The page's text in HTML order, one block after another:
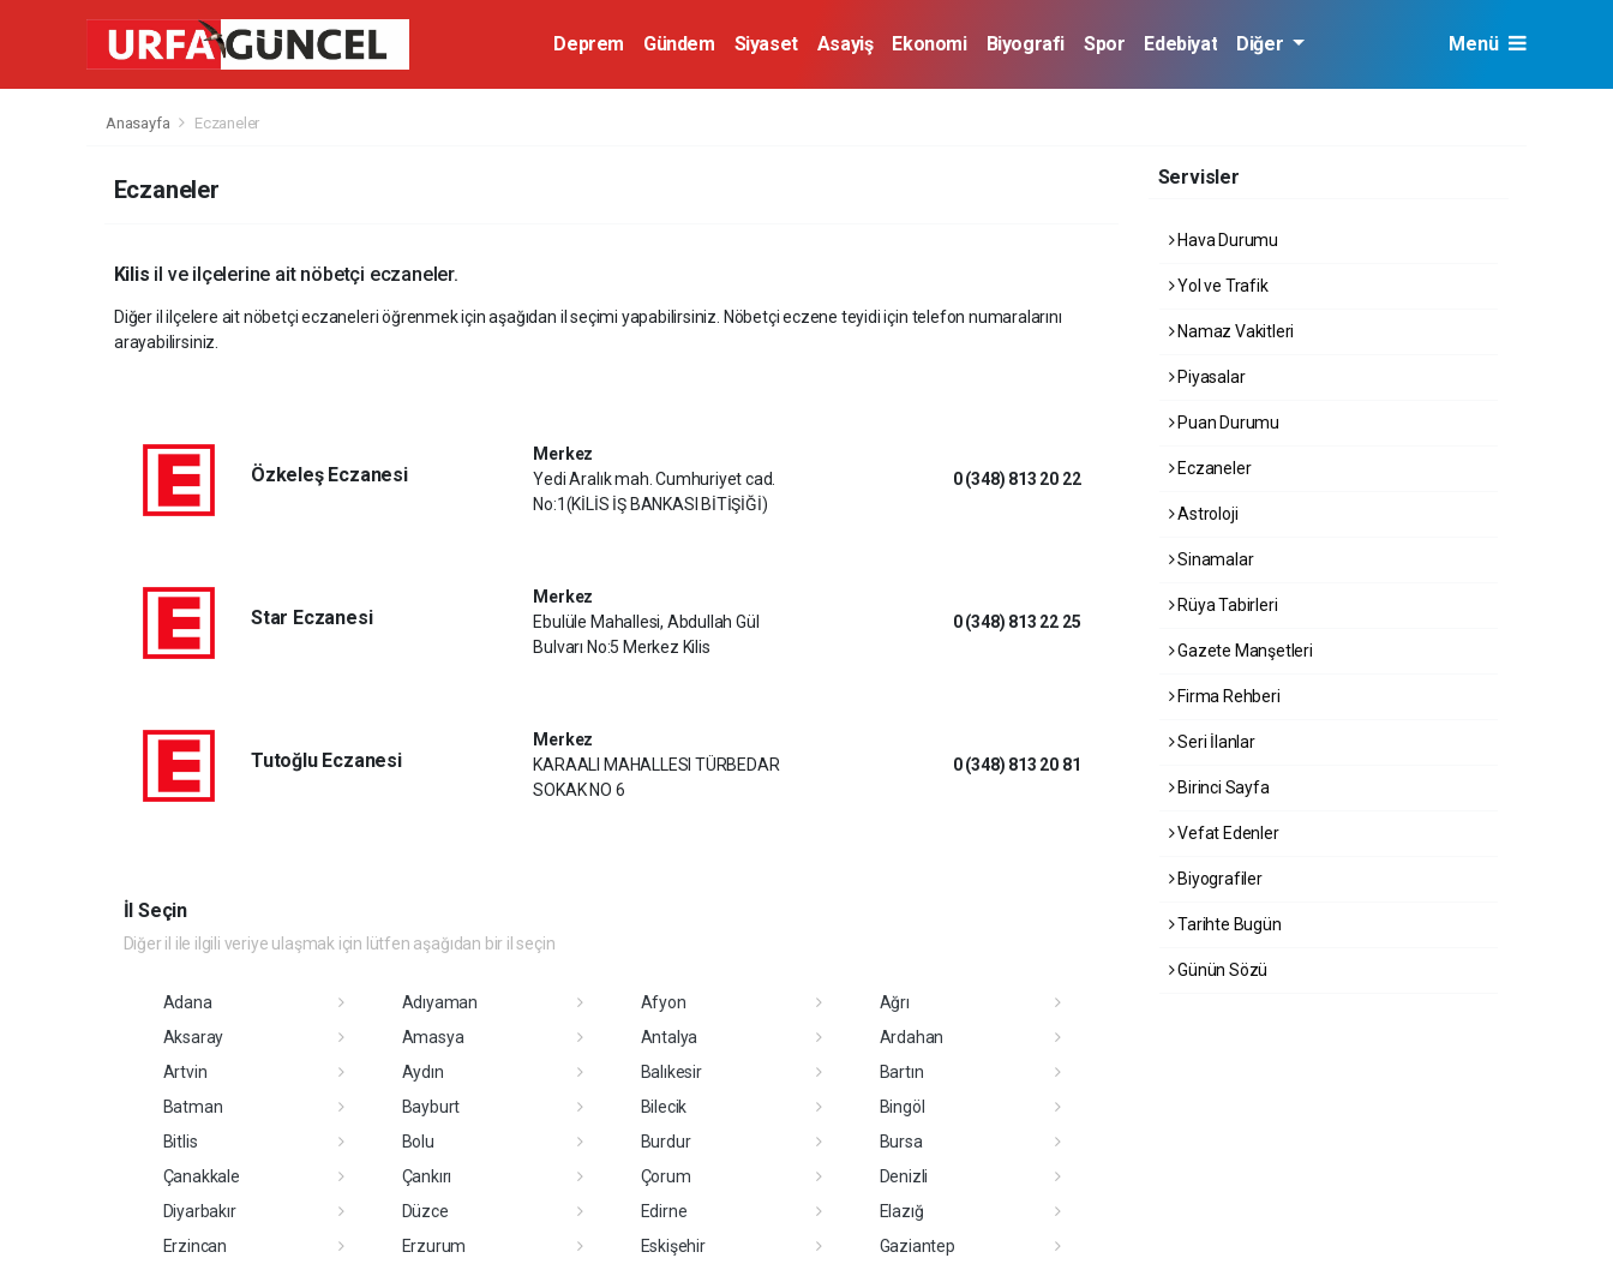
Deprem Gündem Siyaset Asayiş Ekonomi Biyografi Spor Edebiyat Diğer Menü
Anasayfa Eczaneler
Eczaneler
Kilis il ve ilçelerine ait nöbetçi eczaneler.
Diğer il ilçelere ait nöbetçi eczaneleri öğrenmek için aşağıdan il seçimi yapabilirsiniz. Nöbetçi eczene teyidi için telefon numaralarını
arayabilirsiniz.
Özkeleş Eczanesi
Merkez
Yedi Aralık mah. Cumhuriyet cad.
No:1(KİLİS İŞ BANKASI BİTİŞİĞİ)
0 (348) 813 20 22
Star Eczanesi
Merkez
Ebulüle Mahallesi, Abdullah Gül
Bulvarı No:5 Merkez Kilis
0 (348) 813 22 25
Tutoğlu Eczanesi
Merkez
KARAALI MAHALLESI TÜRBEDAR
SOKAK NO 6
0 (348) 813 20 81
İl Seçin
Diğer il ile ilgili veriye ulaşmak için lütfen aşağıdan bir il seçin
Adana Adıyaman Afyon
Ağrı
Aksaray
Amasya Antalya
Ardahan
Artvin
Aydın Balıkesir
Bartın
Batman
Bayburt Bilecik
Bingöl
Bitlis
Bolu Burdur
Bursa
Çanakkale
Çankırı Çorum
Denizli
Diyarbakır
Düzce Edirne
Elazığ
Erzincan
Erzurum Eskişehir
Gaziantep
Servisler
Hava Durumu
Yol ve Trafik
Namaz Vakitleri
Piyasalar
Puan Durumu
Eczaneler
Astroloji
Sinamalar
Rüya Tabirleri
Gazete Manşetleri
Firma Rehberi
Seri İlanlar
Birinci Sayfa
Vefat Edenler
Biyografiler
Tarihte Bugün
Günün Sözü